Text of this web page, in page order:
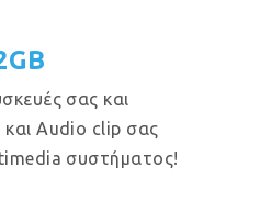
σας και
Audio clip σας
συστήματος!